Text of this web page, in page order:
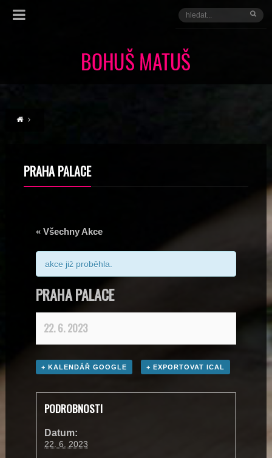
PRAHA PALACE
« Všechny Akce
akce již proběhla.
PRAHA PALACE
22. 6. 2023
+ KALENDÁŘ GOOGLE + EXPORTOVAT ICAL
PODROBNOSTI
Datum:
22. 6. 2023